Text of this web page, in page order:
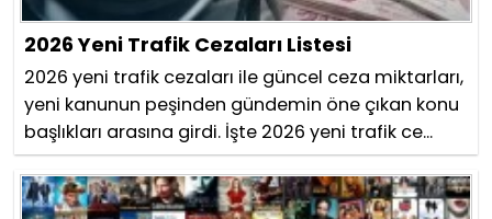
2026 Yeni Trafik Cezaları Listesi
2026 yeni trafik cezaları ile güncel ceza miktarları,
yeni kanunun peşinden gündemin öne çıkan konu
başlıkları arasına girdi. İşte 2026 yeni trafik ce...